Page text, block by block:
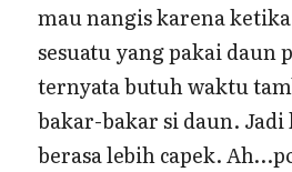
mau nangis karena
sesuatu yang pakai daun
ternyata butuh waktu
bakar-bakar si daun.
berasa lebih capek.